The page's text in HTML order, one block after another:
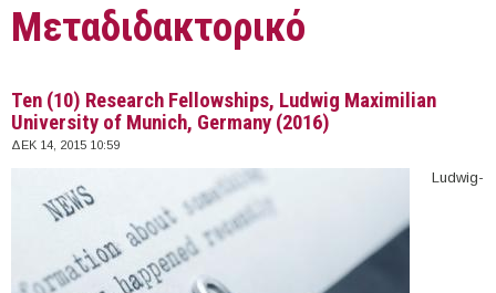
Μεταδιδακτορικό
Ten (10) Research Fellowships, Ludwig Maximilian
University of Munich, Germany (2016)
ΔΕΚ 14, 2015 10:59
Ludwig-